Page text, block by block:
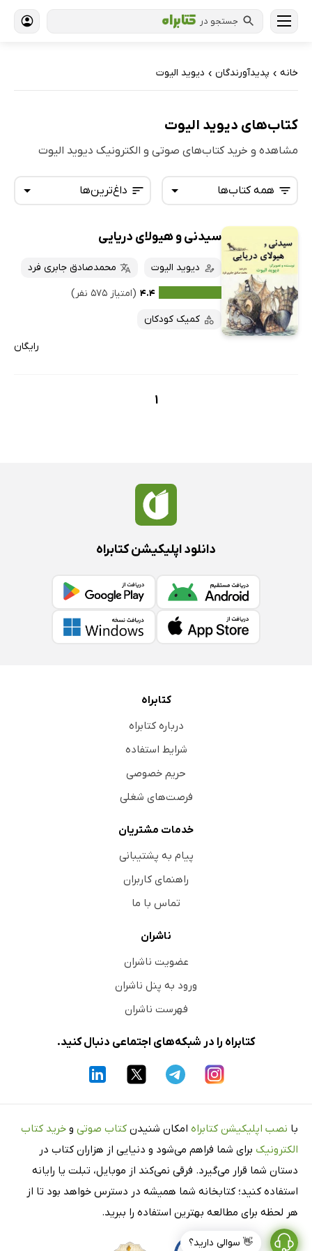
جستجو در
خانه › پدیدآورندگان › دیوید الیوت
کتاب‌های دیوید الیوت
مشاهده و خرید کتاب‌های صوتی و الکترونیک دیوید الیوت
داغ‌ترین‌ها
تازه‌ها
داغ‌ترین‌ها
پرفروش‌ها
همه کتاب‌ها
همه کتاب‌ها
کتاب‌های صوتی
کتاب‌های متنی
سیدنی و هیولای دریایی
دیوید الیوت
محمدصادق جابری فرد
۴.۴ (امتیاز ۵۷۵ نفر)
کمیک کودکان
رایگان
1
👋 سوالی دارید؟
دانلود اپلیکیشن کتابراه
کتابراه
درباره کتابراه
شرایط استفاده
حریم خصوصی
فرصت‌های شغلی
خدمات مشتریان
پیام به پشتیبانی
راهنمای کاربران
تماس با ما
ناشران
عضویت ناشران
ورود به پنل ناشران
فهرست ناشران
کتابراه را در شبکه‌های اجتماعی دنبال کنید.
با نصب اپلیکیشن کتابراه امکان شنیدن کتاب صوتی و خرید کتاب
الکترونیک برای شما فراهم می‌شود و دنیایی از هزاران کتاب در
دستان شما قرار می‌گیرد. فرقی نمی‌کند از موبایل، تبلت یا رایانه
استفاده کنید؛ کتابخانه شما همیشه در دسترس خواهد بود تا از
هر لحظه برای مطالعه بهترین استفاده را ببرید.